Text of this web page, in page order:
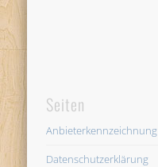
Seiten
Anbieterkennzeichnung
Datenschutzerklärung